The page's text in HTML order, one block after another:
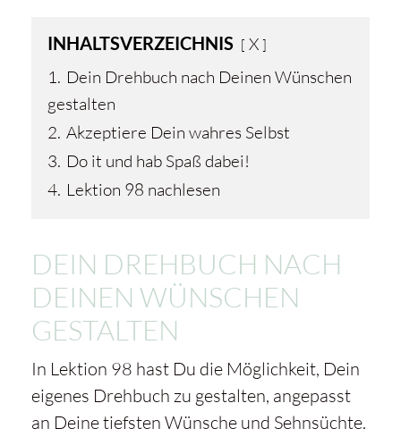
INHALTSVERZEICHNIS
X
1. Dein Drehbuch nach Deinen Wünschen
gestalten
2. Akzeptiere Dein wahres Selbst
3. Do it und hab Spaß dabei!
4. Lektion 98 nachlesen
DEIN DREHBUCH NACH
DEINEN WÜNSCHEN
GESTALTEN
In Lektion 98 hast Du die Möglichkeit, Dein
eigenes Drehbuch zu gestalten, angepasst
an Deine tiefsten Wünsche und Sehnsüchte.